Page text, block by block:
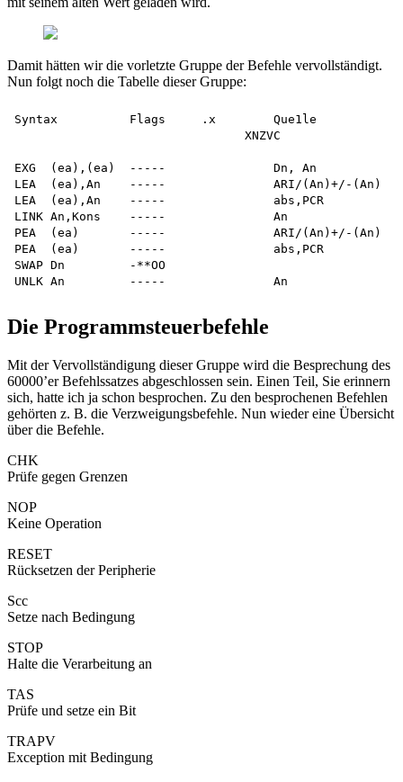
Damit hätten wir die vorletzte Gruppe der Befehle vervollständigt.
Nun folgt noch die Tabelle dieser Gruppe:
Syntax          Flags     .x        Que1le
EXG  (ea),(ea)  -----               Dn, An
LEA  (ea),An    -----               ARI/(An)+/-(An)
LEA  (ea),An    -----               abs,PCR
LINK An,Kons    -----               An
PEA  (ea)       -----               ARI/(An)+/-(An)
PEA  (ea)       -----               abs,PCR
SWAP Dn         -**OO
Die Programmsteuerbefehle
Mit der Vervollständigung dieser Gruppe wird die Besprechung des
60000’er Befehlssatzes abgeschlossen sein. Einen Teil, Sie erinnern
sich, hatte ich ja schon besprochen. Zu den besprochenen Befehlen
gehörten z. B. die Verzweigungsbefehle. Nun wieder eine Übersicht
über die Befehle.
CHK
Prüfe gegen Grenzen
NOP
Keine Operation
RESET
Rücksetzen der Peripherie
Scc
Setze nach Bedingung
STOP
Halte die Verarbeitung an
TAS
Prüfe und setze ein Bit
TRAPV
Exception mit Bedingung